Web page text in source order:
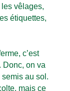
vêlages,
étiquettes,
c’est
Donc, on va
au sol.
mais ce